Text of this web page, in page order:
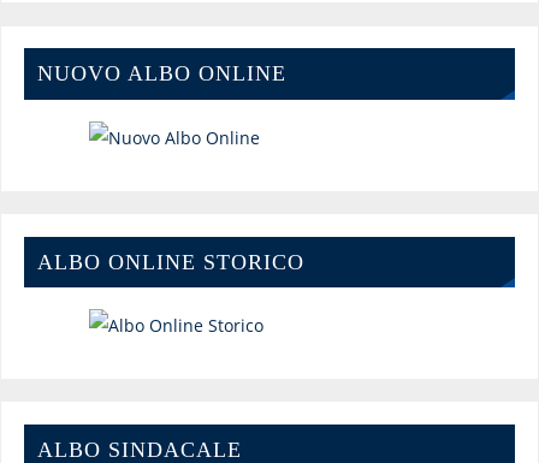
NUOVO ALBO ONLINE
ALBO ONLINE STORICO
ALBO SINDACALE